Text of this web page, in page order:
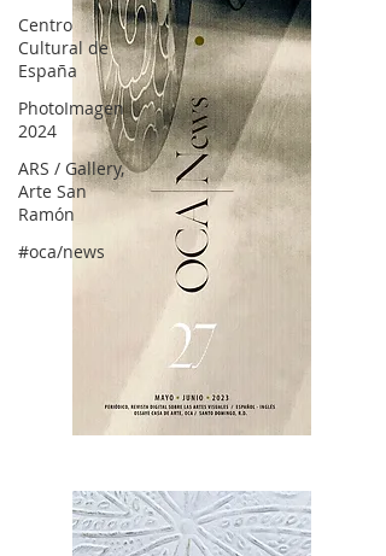
Centro
Cultural de
España
PhotoImagen
2024
ARS / Gallery,
Arte San
Ramón
#oca/news